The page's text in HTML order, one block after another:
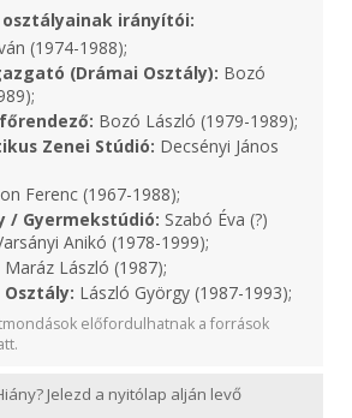
osztályainak irányítói:
(1974-1988);
(Drámai Osztály): Bozó
Bozó László (1979-1989);
Zenei Stúdió: Decsényi János
Ferenc (1967-1988);
/ Gyermekstúdió: Szabó Éva (?)
Anikó (1978-1999);
Maráz László (1987);
László György (1987-1993);
előfordulhatnak a források
Jelezd a nyitólap alján levő